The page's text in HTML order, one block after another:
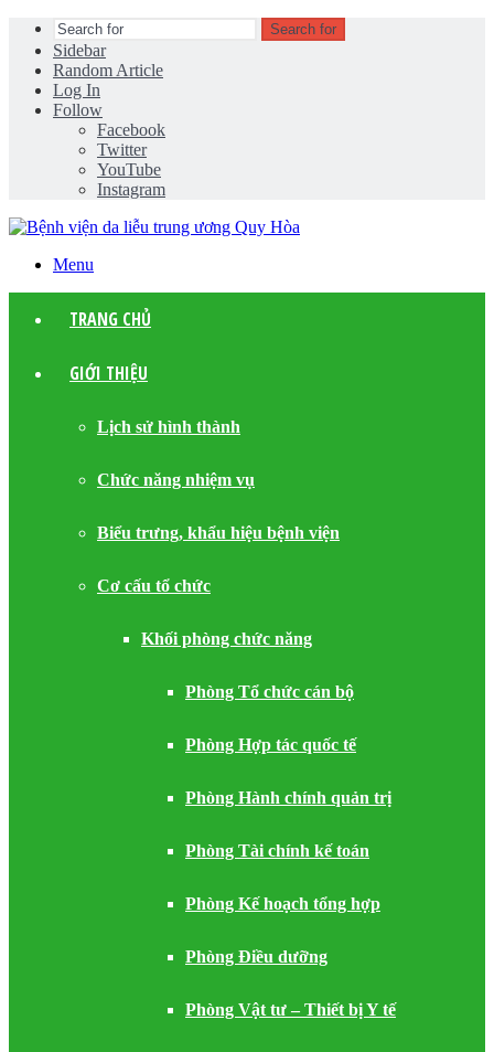
Search for
Sidebar
Random Article
Log In
Follow
Facebook
Twitter
YouTube
Instagram
Menu
TRANG CHỦ
GIỚI THIỆU
Lịch sử hình thành
Chức năng nhiệm vụ
Biểu trưng, khẩu hiệu bệnh viện
Cơ cấu tổ chức
Khối phòng chức năng
Phòng Tổ chức cán bộ
Phòng Hợp tác quốc tế
Phòng Hành chính quản trị
Phòng Tài chính kế toán
Phòng Kế hoạch tổng hợp
Phòng Điều dưỡng
Phòng Vật tư – Thiết bị Y tế